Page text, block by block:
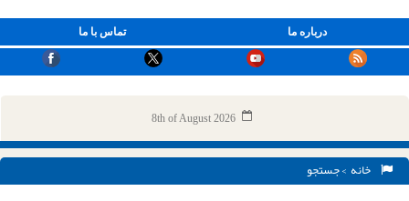
تماس با ما درباره ما
8th of August 2026
خانه > جستجو